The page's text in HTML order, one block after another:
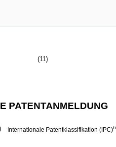
(11)
PATENTANMELDUNG
Internationale Patentklassifikation (IPC)6